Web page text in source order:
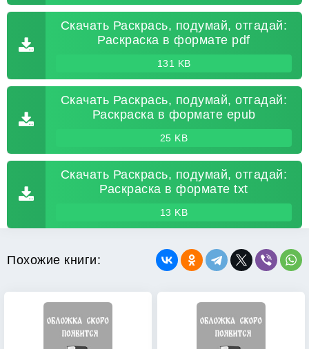
Скачать Раскрась, подумай, отгадай:
Раскраска в формате pdf
131 KB
Скачать Раскрась, подумай, отгадай:
Раскраска в формате epub
25 KB
Скачать Раскрась, подумай, отгадай:
Раскраска в формате txt
13 KB
Похожие книги: